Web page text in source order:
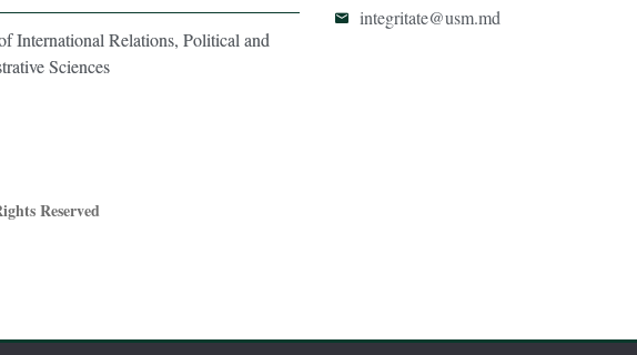
International Relations, Political and
Sciences
integritate@usm.md
Reserved